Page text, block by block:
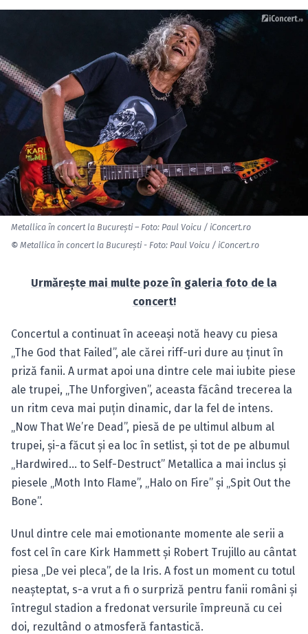
Metallica în concert la Bucureşti – Foto: Paul Voicu / iConcert.ro
© Metallica în concert la Bucureşti - Foto: Paul Voicu / iConcert.ro
Urmăreşte mai multe poze în galeria foto de la
concert!
Concertul a continuat în aceeaşi notă heavy cu piesa
„The God that Failed”, ale cărei riff-uri dure au ţinut în
priză fanii. A urmat apoi una dintre cele mai iubite piese
ale trupei, „The Unforgiven”, aceasta făcând trecerea la
un ritm ceva mai puţin dinamic, dar la fel de intens.
„Now That We’re Dead”, piesă de pe ultimul album al
trupei, şi-a făcut şi ea loc în setlist, şi tot de pe albumul
„Hardwired… to Self-Destruct” Metallica a mai inclus şi
piesele „Moth Into Flame”, „Halo on Fire” şi „Spit Out the
Bone”.
Unul dintre cele mai emotionante momente ale serii a
fost cel în care Kirk Hammett şi Robert Trujillo au cântat
piesa „De vei pleca”, de la Iris. A fost un moment cu totul
neaşteptat, s-a vrut a fi o surpriză pentru fanii români şi
întregul stadion a fredonat versurile împreună cu cei
doi, rezultând o atmosferă fantastică.